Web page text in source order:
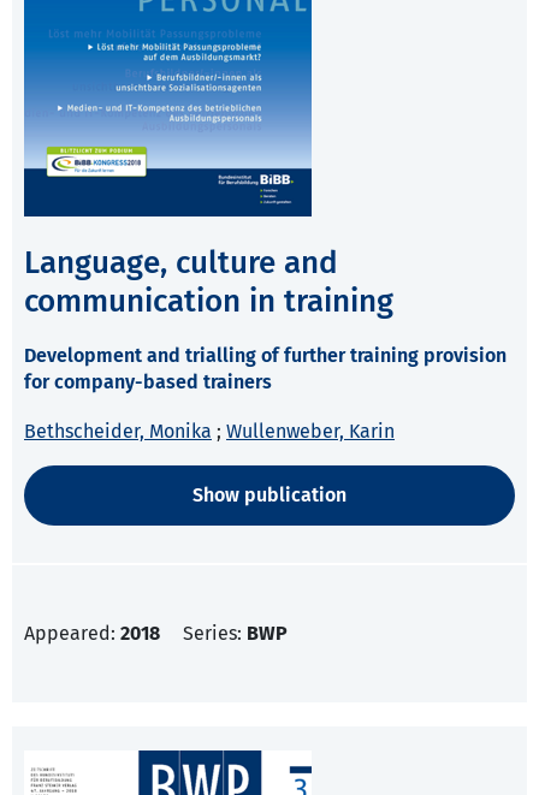
Language, culture and
communication in training
Development and trialling of further training provision
for company-based trainers
Bethscheider, Monika ; Wullenweber, Karin
Show publication
Appeared: 2018 Series: BWP